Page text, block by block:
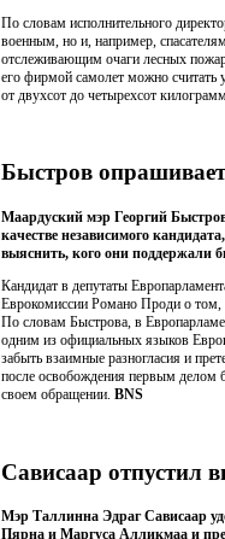
По словам исполнительного
военным, но и, например,
отслеживающим очаги лесных
его фирмой самолет можно считать
от двухсот до четырехсот
Быстров
Маардуский мэр Георгий
качестве независимого
выяснить, кого они поддержали
Кандидат в депутаты
Еврокомиссии Романо Проди о том,
По словам Быстрова, в
одним из официальных языков
забыть взаимные разногласия и
после освобождения первым делом
своем обращении. BNS
Сависаар отпустил
Мэр Таллинна Эдраг Сависаар
Пярна и Маргуса Алликмаа и